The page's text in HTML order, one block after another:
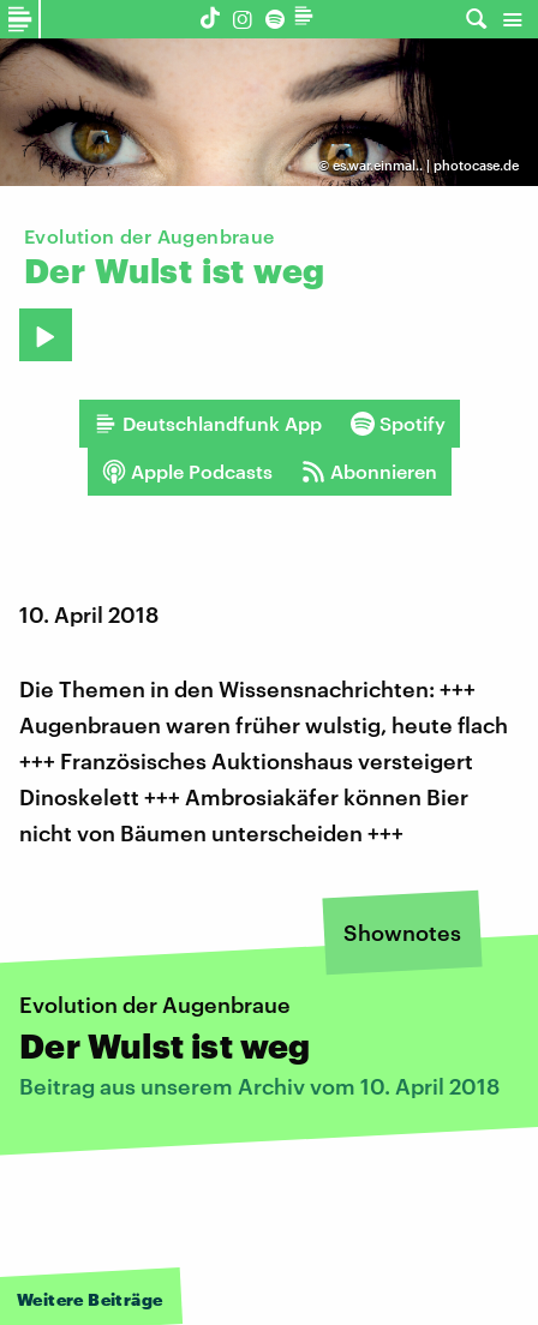
©es.war.einmal.. | photocase.de
Evolution der Augenbraue
Der Wulst ist weg
Deutschlandfunk App Spotify
Apple Podcasts Abonnieren
10. April 2018
Die Themen in den Wissensnachrichten: +++
Augenbrauen waren früher wulstig, heute flach
+++ Französisches Auktionshaus versteigert
Dinoskelett +++ Ambrosiakäfer können Bier
nicht von Bäumen unterscheiden +++
Shownotes
Evolution der Augenbraue
Der Wulst ist weg
Beitrag aus unserem Archiv vom 10. April 2018
Weitere Beiträge